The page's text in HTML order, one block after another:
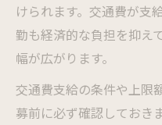
けられます。交通費が支
勤も経済的な負担を抑え
幅が広がります。
交通費支給の条件や上限
募前に必ず確認しておき